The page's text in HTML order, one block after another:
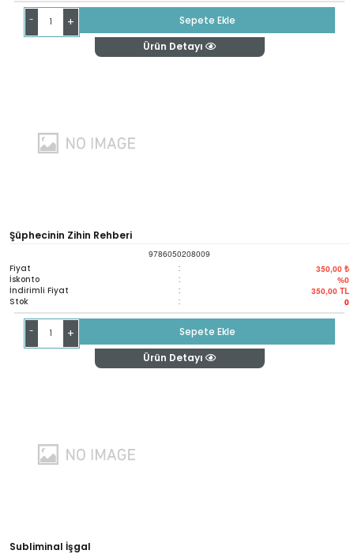
- +
Sepete Ekle
Ürün Detayı
Şüphecinin Zihin Rehberi
9786050208009
Fiyat : 350,00 ₺
İskonto : %0
İndirimli Fiyat : 350,00 TL
Stok : 0
- +
Sepete Ekle
Ürün Detayı
Subliminal İşgal